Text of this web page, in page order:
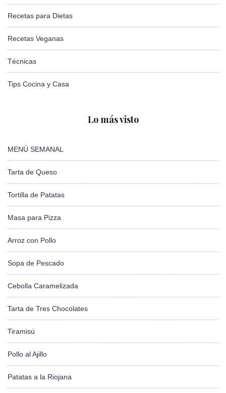
Recetas para Dietas
Recetas Veganas
Técnicas
Tips Cocina y Casa
Lo más visto
MENÚ SEMANAL
Tarta de Queso
Tortilla de Patatas
Masa para Pizza
Arroz con Pollo
Sopa de Pescado
Cebolla Caramelizada
Tarta de Tres Chocolates
Tiramisú
Pollo al Ajillo
Patatas a la Riojana